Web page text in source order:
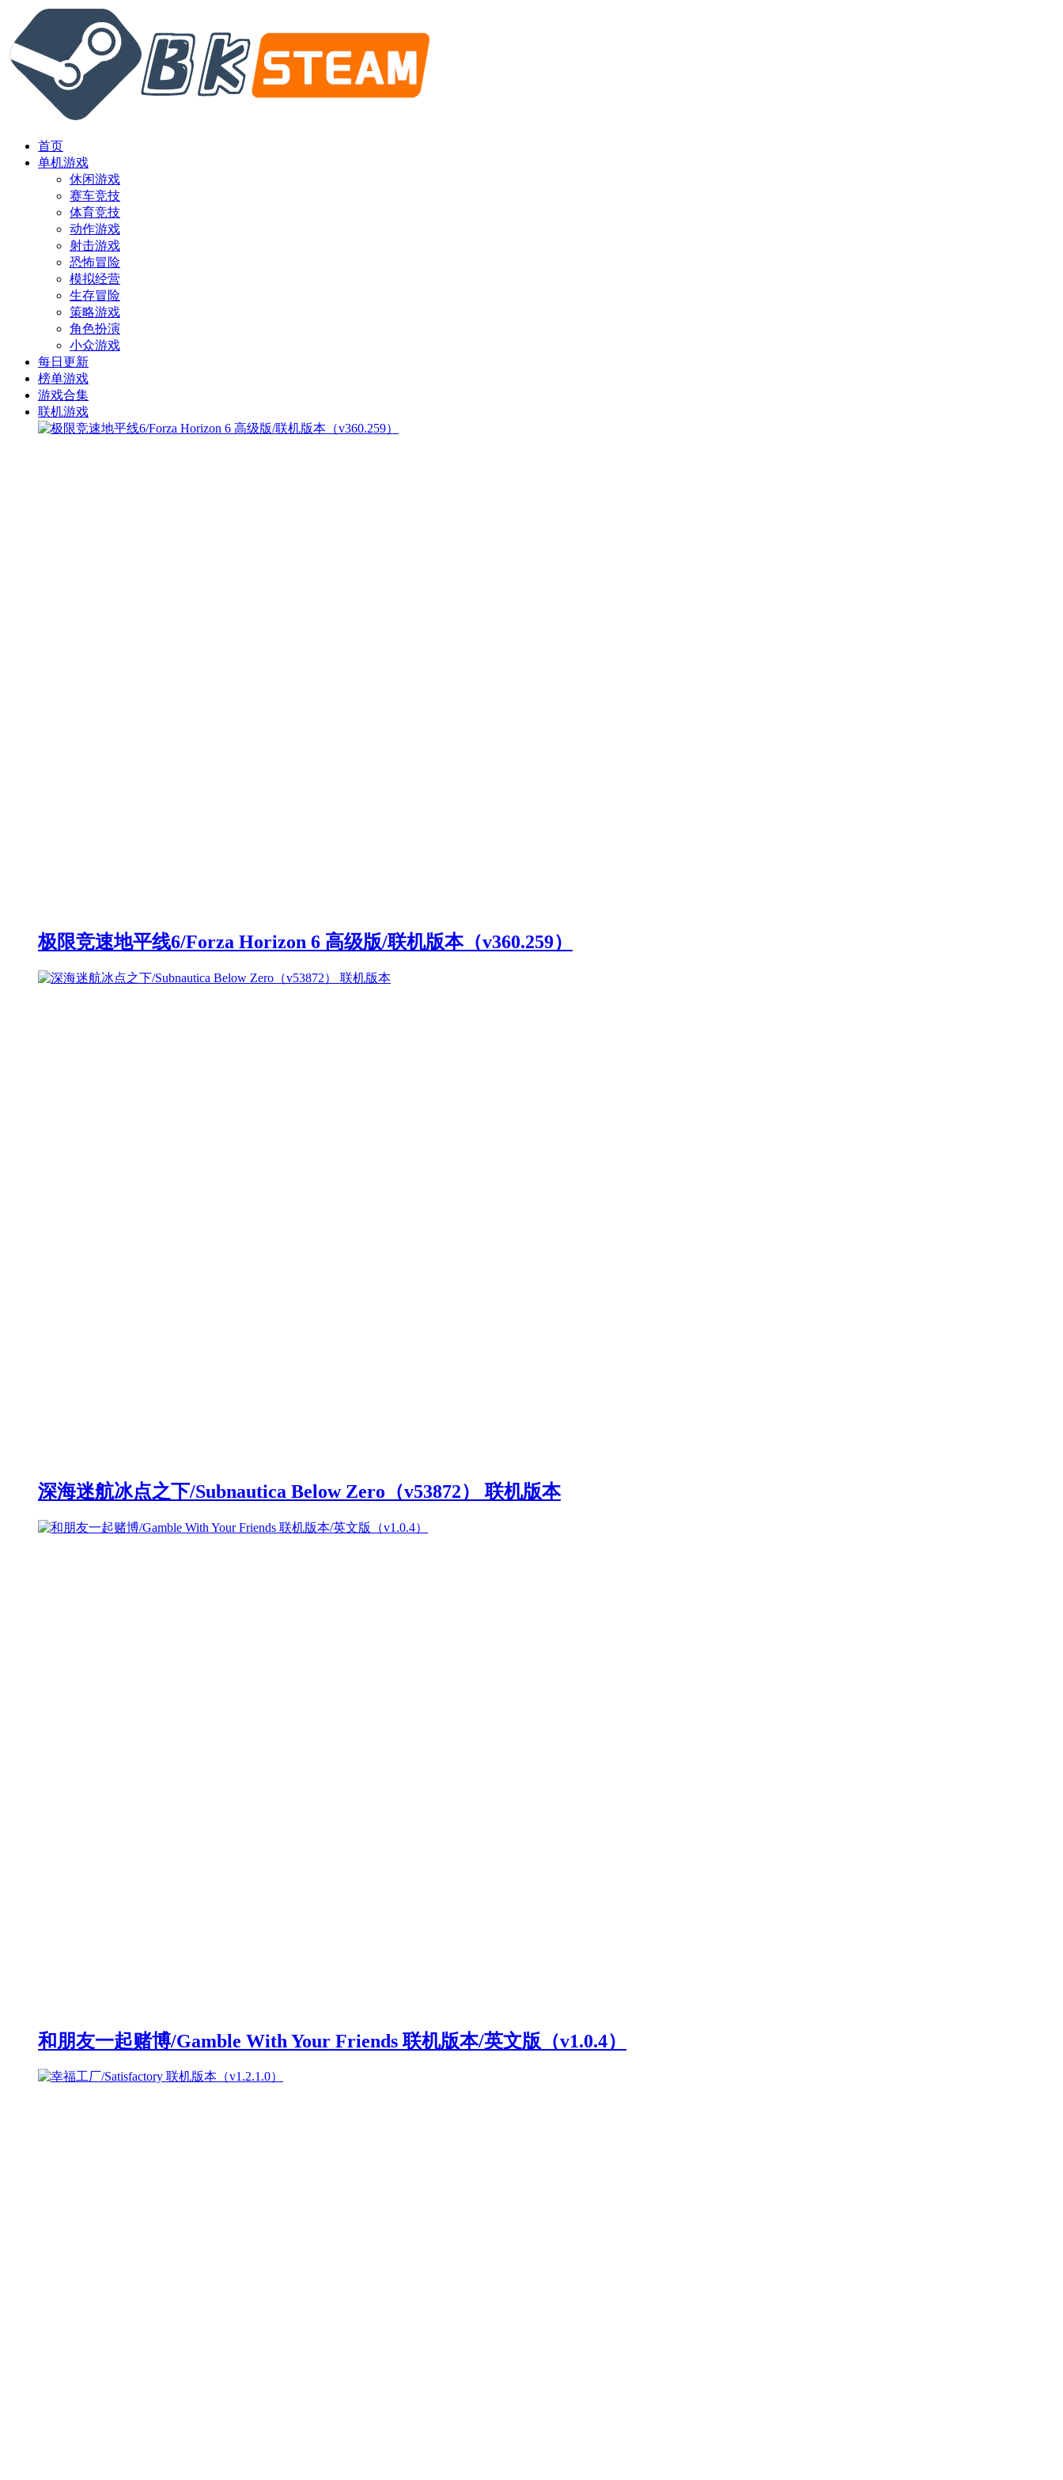
首页
单机游戏
休闲游戏
赛车竞技
体育竞技
动作游戏
射击游戏
恐怖冒险
模拟经营
生存冒险
策略游戏
角色扮演
小众游戏
每日更新
榜单游戏
游戏合集
联机游戏
极限竞速地平线6/Forza Horizon 6 高级版/联机版本（v360.259）
深海迷航冰点之下/Subnautica Below Zero（v53872） 联机版本
和朋友一起赌博/Gamble With Your Friends 联机版本/英文版（v1.0.4）